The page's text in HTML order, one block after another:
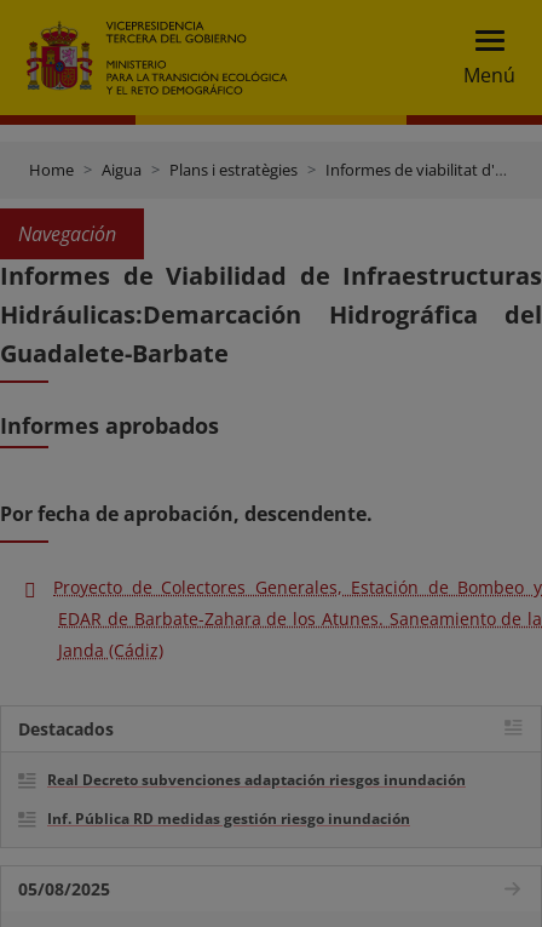
Menú
Home Aigua Plans i estratègies Informes de viabilitat d'obres hidràuliques
Navegación
Informes de Viabilidad de Infraestructuras
Hidráulicas:Demarcación Hidrográfica del
Guadalete-Barbate
Informes aprobados
Por fecha de aprobación, descendente.
Proyecto de Colectores Generales, Estación de Bombeo y
EDAR de Barbate-Zahara de los Atunes. Saneamiento de la
Janda (Cádiz)
Destacados
Real Decreto subvenciones adaptación riesgos inundación
Inf. Pública RD medidas gestión riesgo inundación
05/08/2025